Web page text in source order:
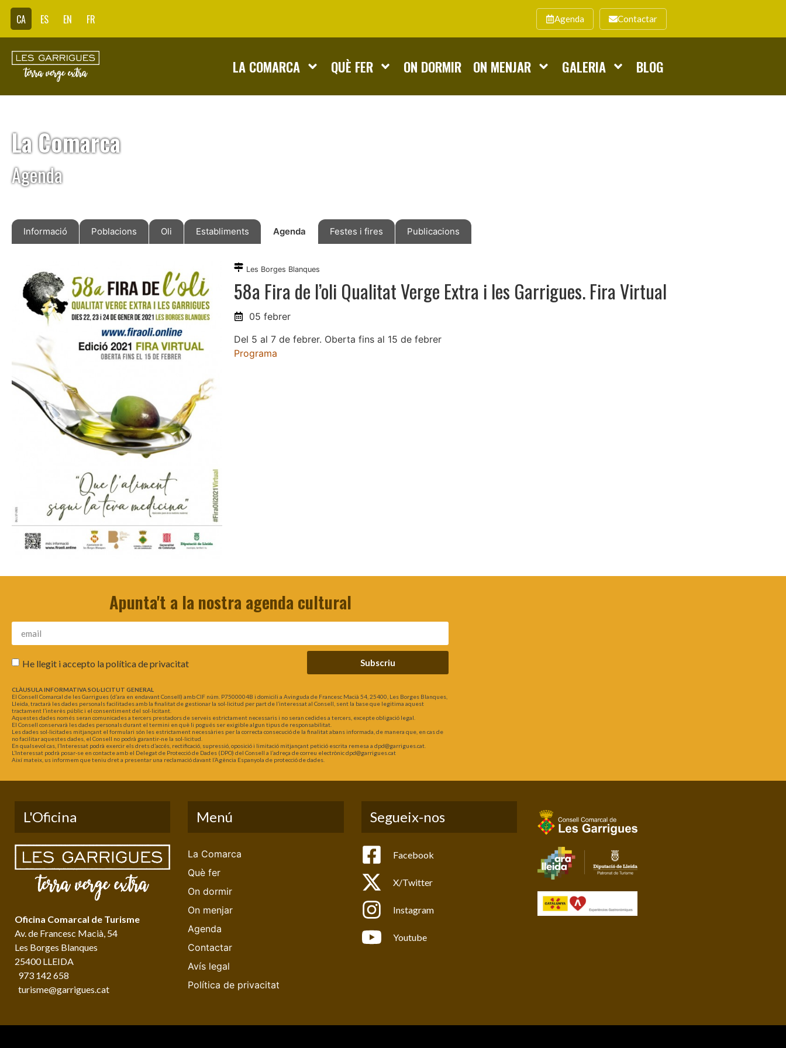
CA ES EN FR Agenda Contactar
LA COMARCA QUÈ FER ON DORMIR ON MENJAR GALERIA BLOG
La Comarca
Agenda
Informació Poblacions Oli Establiments Agenda Festes i fires Publicacions
Les Borges Blanques
58a Fira de l’oli Qualitat Verge Extra i les Garrigues. Fira Virtual
05 febrer
Del 5 al 7 de febrer. Oberta fins al 15 de febrer
Programa
Apunta't a la nostra agenda cultural
He llegit i accepto lapolítica de privacitat Subscriu
CLÀUSULA INFORMATIVA SOL·LICITUT GENERAL
El Consell Comarcal de les Garrigues (d’ara en endavant Consell) amb CIF núm. P7500004B i domicili a Avinguda de Francesc Macià 54, 25400, Les Borges Blanques,
Lleida, tractarà les dades personals facilitades amb la finalitat de gestionar la sol·licitud per part de l’interessat al Consell, sent la base que legitima aquest
tractament l’interès públic i el consentiment del sol·licitant.
Aquestes dades només seran comunicades a tercers prestadors de serveis estrictament necessaris i no seran cedides a tercers, excepte obligació legal.
El Consell conservarà les dades personals durant el termini en què li pogués ser exigible algun tipus de responsabilitat.
Les dades sol·licitades mitjançant el formulari són les estrictament necessàries per la correcta consecució de la finalitat abans informada, de manera que, en cas de
no facilitar aquestes dades, el Consell no podrà garantir-ne la sol·licitud.
En qualsevol cas, l’Interessat podrà exercir els drets d’accés, rectificació, supressió, oposició i limitació mitjançant petició escrita remesa a dpd@garrigues.cat.
L’Interessat podrà posar-se en contacte amb el Delegat de Protecció de Dades (DPO) del Consell a l’adreça de correu electrònic dpd@garrigues.cat
Així mateix, us informem que teniu dret a presentar una reclamació davant l’Agència Espanyola de protecció de dades.
L'Oficina
Oficina Comarcal de Turisme
Av. de Francesc Macià, 54
Les Borges Blanques
25400 LLEIDA
973 142 658
turisme@garrigues.cat
Menú
La Comarca
Què fer
On dormir
On menjar
Agenda
Contactar
Avís legal
Política de privacitat
Segueix-nos
Facebook
X/Twitter
Instagram
Youtube